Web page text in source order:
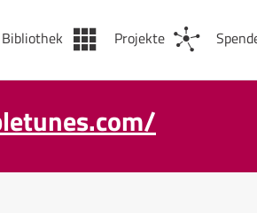
Bibliothek Projekte